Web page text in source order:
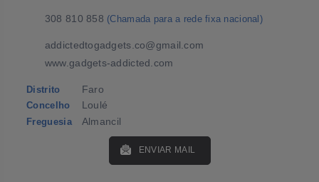
308 810 858 (Chamada para a rede fixa nacional)
addictedtogadgets.co@gmail.com
www.gadgets-addicted.com
Distrito Faro
Concelho Loulé
Freguesia Almancil
ENVIAR MAIL